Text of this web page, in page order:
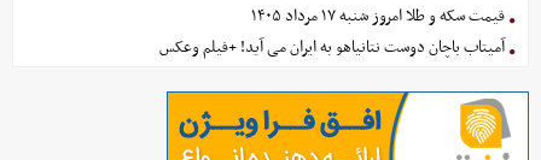
قیمت سکه و طلا امروز شنبه ۱۷ مرداد ۱۴۰۵
آمیتاب باچان دوست نتانیاهو به ایران می آید! +فیلم وعکس